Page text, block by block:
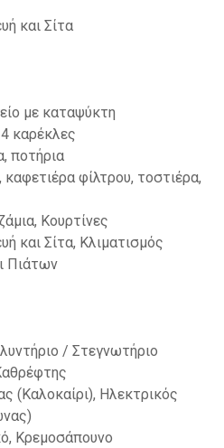
και Σίτα
με καταψύκτη
καρέκλες
ποτήρια
φίλτρου, τοστιέρα,
Κουρτίνες
και Σίτα, Κλιματισμός
Πιάτων
/ Στεγνωτήριο
(Καλοκαίρι), Ηλεκτρικός
Κρεμοσάπουνο